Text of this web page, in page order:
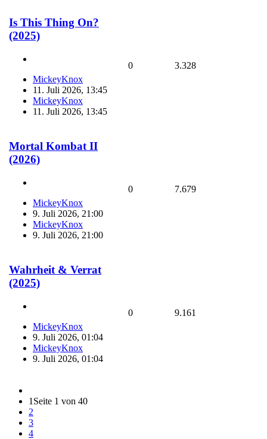
Is This Thing On?
(2025)
MickeyKnox
11. Juli 2026, 13:45
MickeyKnox
11. Juli 2026, 13:45
0 3.328
Mortal Kombat II
(2026)
MickeyKnox
9. Juli 2026, 21:00
MickeyKnox
9. Juli 2026, 21:00
0 7.679
Wahrheit & Verrat
(2025)
MickeyKnox
9. Juli 2026, 01:04
MickeyKnox
9. Juli 2026, 01:04
0 9.161
1 Seite 1 von 40
2
3
4